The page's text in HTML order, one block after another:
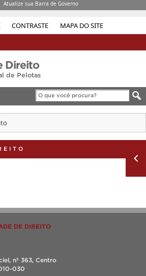
CONTRASTE MAPA DO SITE
Atualize sua Barra de Governo
Direito
de Pelotas
DE DIREITO
nº 363, Centro
030